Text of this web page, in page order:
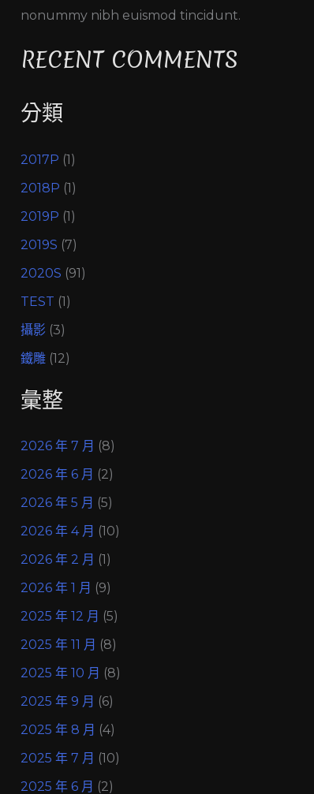
nonummy nibh euismod tincidunt.
RECENT COMMENTS
分類
2017P (1)
2018P (1)
2019P (1)
2019S (7)
2020S (91)
TEST (1)
攝影 (3)
鐵雕 (12)
彙整
2026 年 7 月 (8)
2026 年 6 月 (2)
2026 年 5 月 (5)
2026 年 4 月 (10)
2026 年 2 月 (1)
2026 年 1 月 (9)
2025 年 12 月 (5)
2025 年 11 月 (8)
2025 年 10 月 (8)
2025 年 9 月 (6)
2025 年 8 月 (4)
2025 年 7 月 (10)
2025 年 6 月 (2)